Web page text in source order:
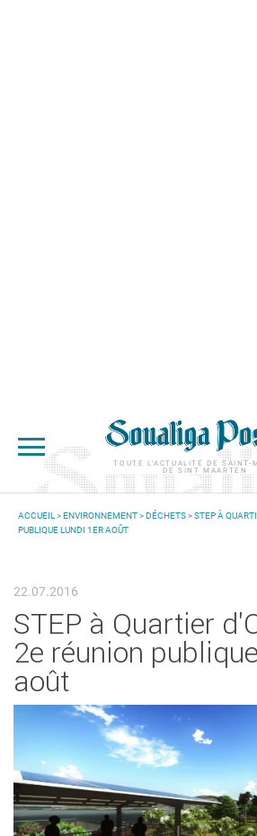
TOUTE L'ACTUALITÉ DE SAINT-
DE SINT MAARTEN
VOUS ÊTES ICI
ACCUEIL >ENVIRONNEMENT>DÉCHETS> STEP À
PUBLIQUE LUNDI 1ER AOÛT
22.07.2016
STEP à Quartier
2e réunion
août